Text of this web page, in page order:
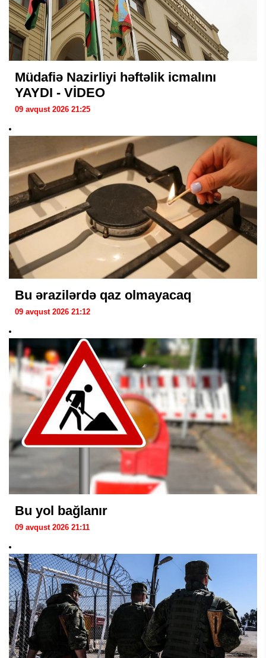
Müdafiə Nazirliyi həftəlik icmalını
YAYDI - VİDEO
09 avqust 2026 21:25
Bu ərazilərdə qaz olmayacaq
09 avqust 2026 21:12
Bu yol bağlanır
09 avqust 2026 21:11